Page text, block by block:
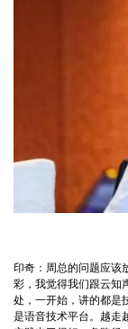
印奇：周总的问题应该
彩，我觉得我们跟云知
处，一开始，讲的都是
是语音技术平台。越走